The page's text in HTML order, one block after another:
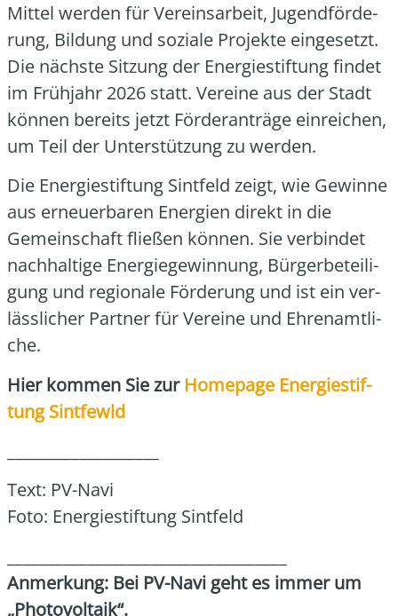
Mit­tel wer­den für Ver­eins­ar­beit, Jugend­för­de­
rung, Bil­dung und sozia­le Pro­jek­te ein­ge­setzt.
Die nächs­te Sit­zung der Ener­gie­stif­tung fin­det
im Früh­jahr 2026 statt. Ver­ei­ne aus der Stadt
kön­nen bereits jetzt För­der­an­trä­ge ein­rei­chen,
um Teil der Unter­stüt­zung zu wer­den.
Die Ener­gie­stif­tung Sint­feld zeigt, wie Gewin­ne
aus erneu­er­ba­ren Ener­gien direkt in die
Gemein­schaft flie­ßen kön­nen. Sie ver­bin­det
nach­hal­ti­ge Ener­gie­ge­win­nung, Bür­ger­be­tei­li­
gung und regio­na­le För­de­rung und ist ein ver­
läss­li­cher Part­ner für Ver­ei­ne und Ehren­amt­li­
che.
Hier kom­men Sie zur Home­page Ener­gie­stif­
tung Sint­fewld
Text: PV-Navi
Foto: Ener­gie­stif­tung Sint­feld
Anmer­kung: Bei PV-Navi geht es immer um
„Pho­to­vol­ta­ik“.